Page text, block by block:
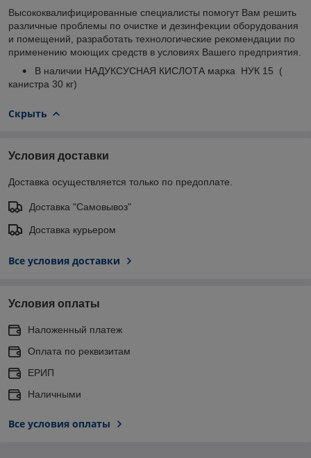
Высококвалифицированные специалисты помогут Вам решить
различные проблемы по очистке и дезинфекции оборудования
и помещений, разработать технологические рекомендации по
применению моющих средств в условиях Вашего предприятия.
В наличии НАДУКСУСНАЯ КИСЛОТА марка НУК 15 (
канистра 30 кг)
Скрыть
Условия доставки
Доставка осуществляется только по предоплате.
Доставка "Самовывоз"
Доставка курьером
Все условия доставки
Условия оплаты
Наложенный платеж
Оплата по реквизитам
ЕРИП
Наличными
Все условия оплаты